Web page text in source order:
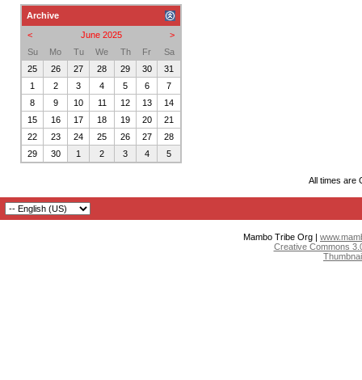
Archive
<
>
June 2025
Su
Mo Tu We Th Fr
Sa
25
26 27 28 29 30
31
1
2 3 4 5 6
7
8
9 10 11 12 13
14
15
16 17 18 19 20
21
22
23 24 25 26 27
28
29
30 1 2 3 4 5
All times are
Mambo Tribe Org |
Creative Commons